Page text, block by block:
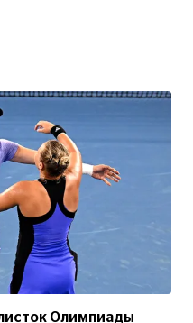
Олимпиады